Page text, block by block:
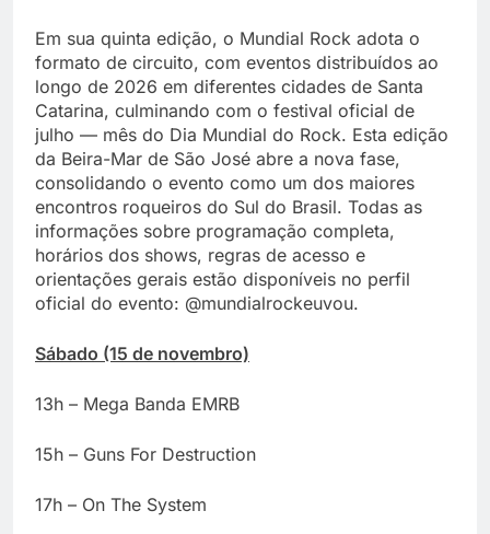
Em sua quinta edição, o Mundial Rock adota o
formato de circuito, com eventos distribuídos ao
longo de 2026 em diferentes cidades de Santa
Catarina, culminando com o festival oficial de
julho — mês do Dia Mundial do Rock. Esta edição
da Beira-Mar de São José abre a nova fase,
consolidando o evento como um dos maiores
encontros roqueiros do Sul do Brasil. Todas as
informações sobre programação completa,
horários dos shows, regras de acesso e
orientações gerais estão disponíveis no perfil
oficial do evento: @mundialrockeuvou.
Sábado (15 de novembro)
13h – Mega Banda EMRB
15h – Guns For Destruction
17h – On The System